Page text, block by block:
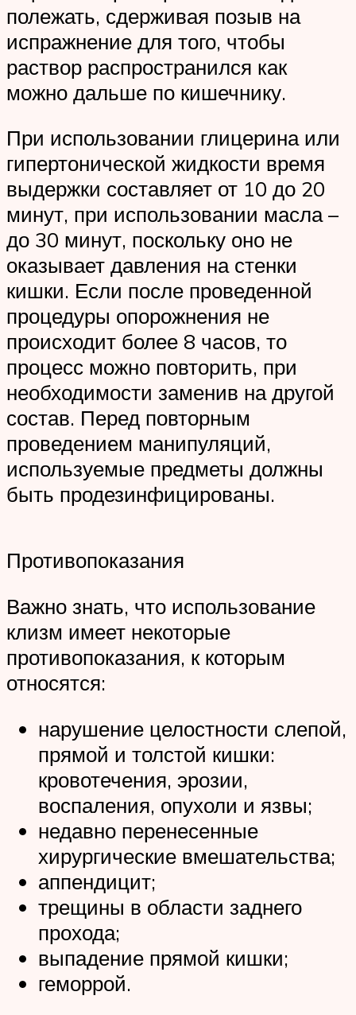
полежать, сдерживая позыв на
испражнение для того, чтобы
раствор распространился как
можно дальше по кишечнику.
При использовании глицерина или
гипертонической жидкости время
выдержки составляет от 10 до 20
минут, при использовании масла –
до 30 минут, поскольку оно не
оказывает давления на стенки
кишки. Если после проведенной
процедуры опорожнения не
происходит более 8 часов, то
процесс можно повторить, при
необходимости заменив на другой
состав. Перед повторным
проведением манипуляций,
используемые предметы должны
быть продезинфицированы.
Противопоказания
Важно знать, что использование
клизм имеет некоторые
противопоказания, к которым
относятся:
нарушение целостности слепой,
прямой и толстой кишки:
кровотечения, эрозии,
воспаления, опухоли и язвы;
недавно перенесенные
хирургические вмешательства;
аппендицит;
трещины в области заднего
прохода;
выпадение прямой кишки;
геморрой.